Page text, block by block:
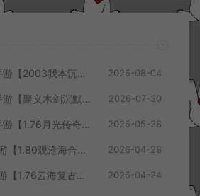
RED三端引擎传奇手游【2003我本沉默三职业】8月最新整理Win一键服务端+PC安卓+详细搭建教程 2026-08-04
RED三端引擎传奇手游【聚义木剑沉默高仿嘟嘟沉默】7月最新整理Win一键服务端+PC安卓苹果+详细搭建教程 2026-07-30
RED三端引擎传奇手游【1.76月光传奇底板】5月最新整理Win一键服务端+GM工具+PC安卓苹果+详细搭建教程 2026-05-28
XO三端引擎传奇手游【1.80观沧海合击版】4月最新整理Win一键服务端+安卓苹果+详细搭建教程 2026-04-28
XO三端引擎传奇手游【1.76云海复古传奇】4月最新整理Win一键服务端+PC安卓苹果+详细搭建教程+视频教程 2026-04-24